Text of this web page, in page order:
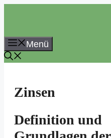
Menü
Zinsen
Definition und